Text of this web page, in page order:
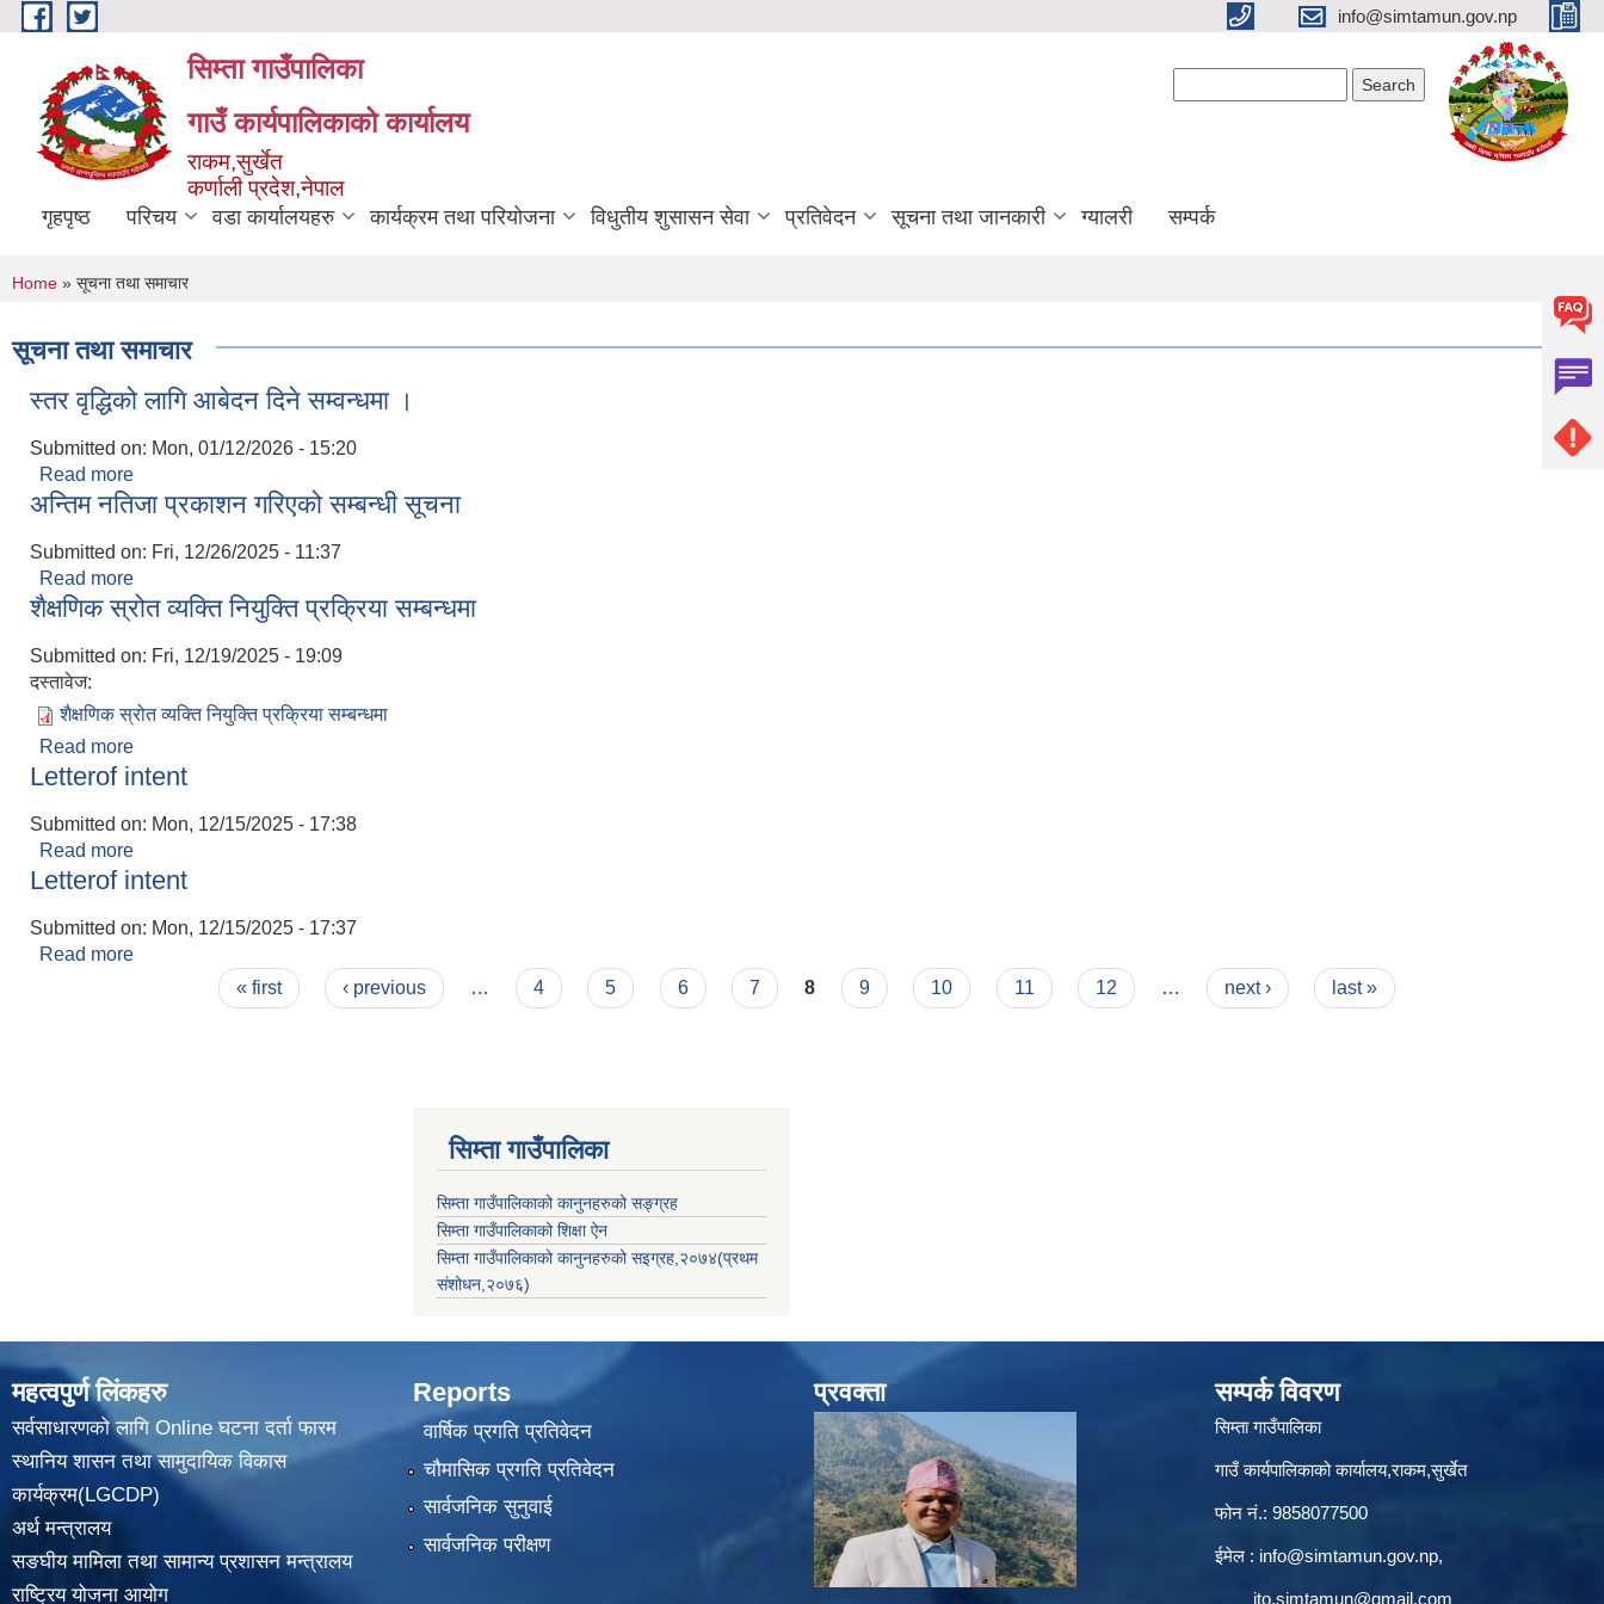
Skip to main content info@simtamun.gov.np
सिम्ता गाउँपालिका
गाउँ कार्यपालिकाको कार्यालय
राकम,सुर्खेत
कर्णाली प्रदेश,नेपाल
गृहपृष्ठ परिचय वडा कार्यालयहरु कार्यक्रम तथा परियोजना विधुतीय शुसासन सेवा प्रतिवेदन सूचना तथा जानकारी ग्यालरी सम्पर्क
You are here
Home » सूचना तथा समाचार
सूचना तथा समाचार
स्तर वृद्धिको लागि आबेदन दिने सम्वन्धमा ।
Submitted on: Mon, 01/12/2026 - 15:20
Read more
अन्तिम नतिजा प्रकाशन गरिएको सम्बन्धी सूचना
Submitted on: Fri, 12/26/2025 - 11:37
Read more
शैक्षणिक स्रोत व्यक्ति नियुक्ति प्रक्रिया सम्बन्धमा
Submitted on: Fri, 12/19/2025 - 19:09
दस्तावेज:
शैक्षणिक स्रोत व्यक्ति नियुक्ति प्रक्रिया सम्बन्धमा
Read more
Letterof intent
Submitted on: Mon, 12/15/2025 - 17:38
Read more
Letterof intent
Submitted on: Mon, 12/15/2025 - 17:37
Read more
« first ‹ previous … 4 5 6 7 8 9 10 11 12 … next › last »
सिम्ता गाउँपालिका
सिम्ता गाउँपालिकाको कानुनहरुको सङ्ग्रह
सिम्ता गाउँपालिकाको शिक्षा ऐन
सिम्ता गाउँपालिकाको कानुनहरुको सइग्रह,२०७४(प्रथम
संशोधन,२०७६)
महत्वपुर्ण लिंकहरु
सर्वसाधारणको लागि Online घटना दर्ता फारम
स्थानिय शासन तथा सामुदायिक विकास
कार्यक्रम(LGCDP)
अर्थ मन्त्रालय
सङघीय मामिला तथा सामान्य प्रशासन मन्त्रालय
राष्ट्रिय योजना आयोग
Reports
वार्षिक प्रगति प्रतिवेदन
चौमासिक प्रगति प्रतिवेदन
सार्वजनिक सुनुवाई
सार्वजनिक परीक्षण
प्रवक्ता सम्पर्क विवरण
सिम्ता गाउँपालिका
गाउँ कार्यपालिकाको कार्यालय,राकम,सुर्खेत
फोन नं.: 9858077500
ईमेल‌ : info@simtamun.gov.np,
ito.simtamun@gmail.com